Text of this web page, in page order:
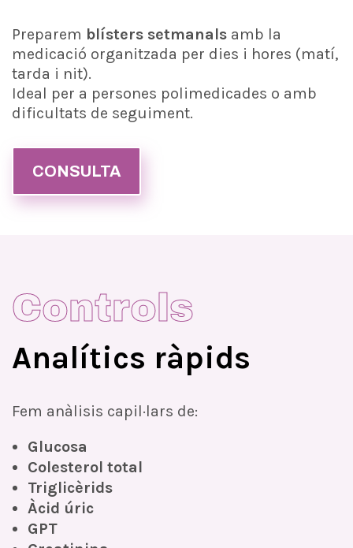
Preparem blísters setmanals amb la
medicació organitzada per dies i hores (matí,
tarda i nit).
Ideal per a persones polimedicades o amb
dificultats de seguiment.
CONSULTA
Controls
Analítics ràpids
Fem anàlisis capil·lars de:
Glucosa
Colesterol total
Triglicèrids
Àcid úric
GPT